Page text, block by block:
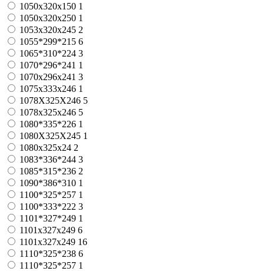
1050x320x150 1
1050x320x250 1
1053x320x245 2
1055*299*215 6
1065*310*224 3
1070*296*241 1
1070х296х241 3
1075x333x246 1
1078X325X246 5
1078х325х246 5
1080*335*226 1
1080X325X245 1
1080х325х24 2
1083*336*244 3
1085*315*236 2
1090*386*310 1
1100*325*257 1
1100*333*222 3
1101*327*249 1
1101x327x249 6
1101х327х249 16
1110*325*238 6
1110*325*257 1